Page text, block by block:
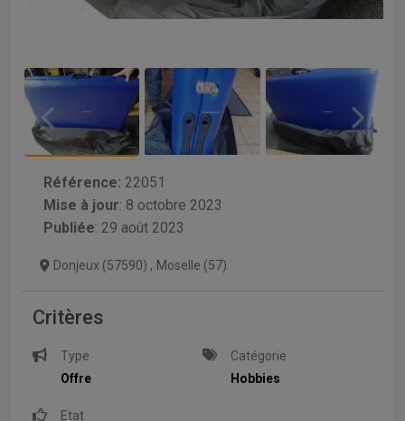
Référence: 22051
Mise à jour: 8 octobre 2023
Publiée: 29 août 2023
Donjeux (57590) , Moselle (57)
Critères
Type
Offre
Catégorie
Hobbies
Etat